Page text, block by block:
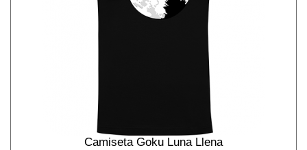
Camiseta Goku Luna Llena